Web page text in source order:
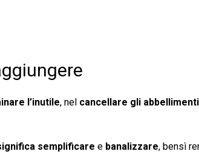
l’inutile, nel cancellare gli
semplificare e banalizzare, bensì